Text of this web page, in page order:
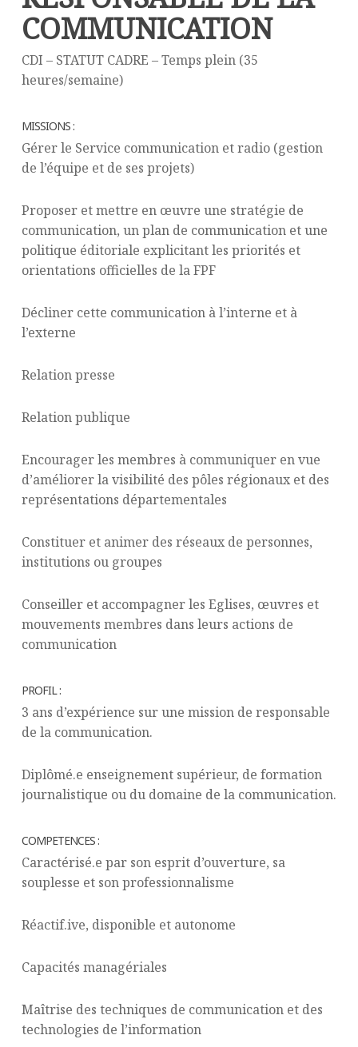
COMMUNICATION
CDI – STATUT CADRE – Temps plein (35
heures/semaine)
MISSIONS :
Gérer le Service communication et radio (gestion
de l’équipe et de ses projets)
Proposer et mettre en œuvre une stratégie de
communication, un plan de communication et une
politique éditoriale explicitant les priorités et
orientations officielles de la FPF
Décliner cette communication à l’interne et à
l’externe
Relation presse
Relation publique
Encourager les membres à communiquer en vue
d’améliorer la visibilité des pôles régionaux et des
représentations départementales
Constituer et animer des réseaux de personnes,
institutions ou groupes
Conseiller et accompagner les Eglises, œuvres et
mouvements membres dans leurs actions de
communication
PROFIL :
3 ans d’expérience sur une mission de responsable
de la communication.
Diplômé.e enseignement supérieur, de formation
journalistique ou du domaine de la communication.
COMPETENCES :
Caractérisé.e par son esprit d’ouverture, sa
souplesse et son professionnalisme
Réactif.ive, disponible et autonome
Capacités managériales
Maîtrise des techniques de communication et des
technologies de l’information